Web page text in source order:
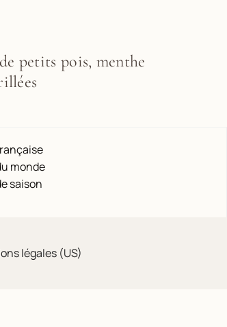
petits pois, menthe
monde
saison
légales (US)